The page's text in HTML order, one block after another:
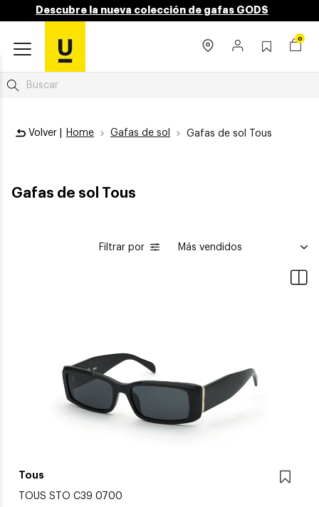
Descubre la nueva colección de gafas GODS
0
Volver | Home Gafas de sol Gafas de sol Tous
Gafas de sol Tous
Filtrar por
Tous
TOUS STO C39 0700